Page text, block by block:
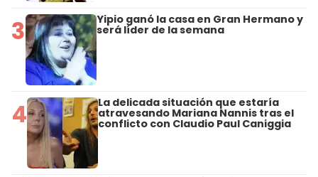
3 Yipio ganó la casa en Gran Hermano y
será líder de la semana
4 La delicada situación que estaría
atravesando Mariana Nannis tras el
conflicto con Claudio Paul Caniggia